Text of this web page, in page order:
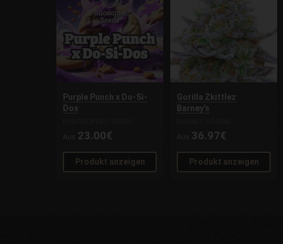
Purple Punch x Do-Si-
Dos
Aus 23.00€
Produkt anzeigen
Gorilla Zkittlez
Barney's
Aus 36.97€
Produkt anzeigen